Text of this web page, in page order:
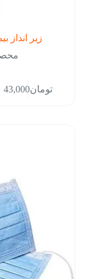
زیر انداز بیمار سایز
تومان43,000